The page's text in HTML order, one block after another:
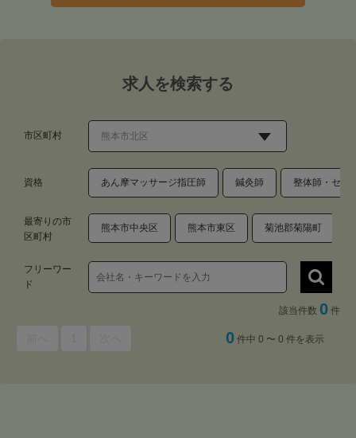
求人を検索する
市区町村
資格 あん摩マッサージ指圧師 鍼灸師 整体師・セラ
最寄りの市
区町村
熊本市中央区 熊本市東区 菊池郡菊陽町
フリーワー
ド
該当件数 0 件
0 件中 0 〜 0 件を表示